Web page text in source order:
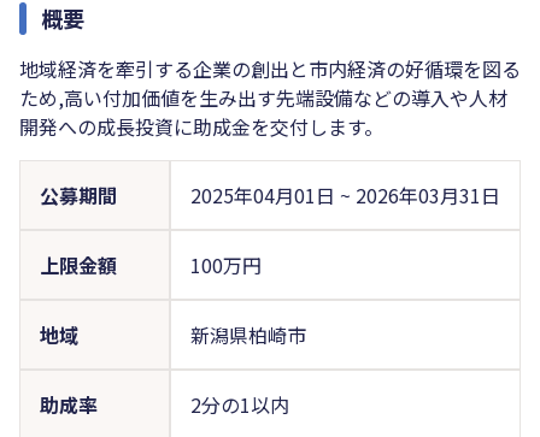
概要
地域経済を牽引する企業の創出と市内経済の好循環を図る
ため,高い付加価値を生み出す先端設備などの導入や人材
開発への成長投資に助成金を交付します。
公募期間 2025年04月01日 ~ 2026年03月31日
上限金額 100万円
地域 新潟県柏崎市
助成率 2分の1以内